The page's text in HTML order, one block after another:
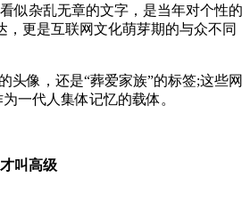
似杂乱无章的文字，是当年对个性的
，更是互联网文化萌芽期的与众不同
头像，还是“葬爱家族”的标签;这些网
一代人集体记忆的载体。
叫高级